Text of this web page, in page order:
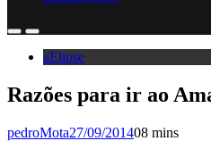
aElipse
Razões para ir ao
pedroMota27/09/201408 mins